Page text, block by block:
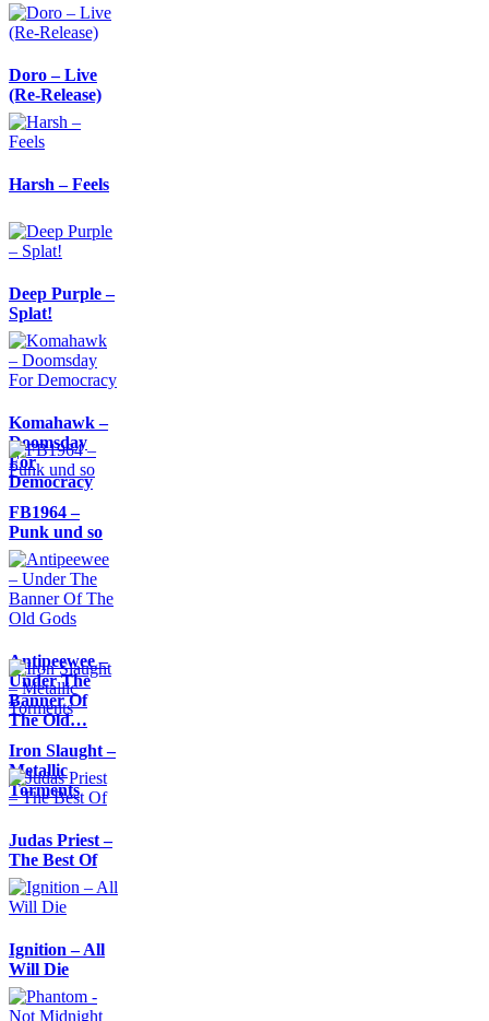
Doro – Live
(Re-Release)
Harsh – Feels
Deep Purple –
Splat!
Komahawk –
Doomsday
For
Democracy
FB1964 –
Punk und so
Antipeewee –
Under The
Banner Of
The Old…
Iron Slaught –
Metallic
Torments
Judas Priest –
The Best Of
Ignition – All
Will Die